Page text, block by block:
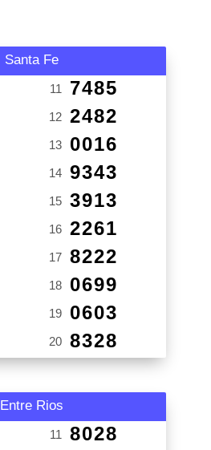
Santa Fe
11 7485
12 2482
13 0016
14 9343
15 3913
16 2261
17 8222
18 0699
19 0603
20 8328
Entre Rios
11 8028